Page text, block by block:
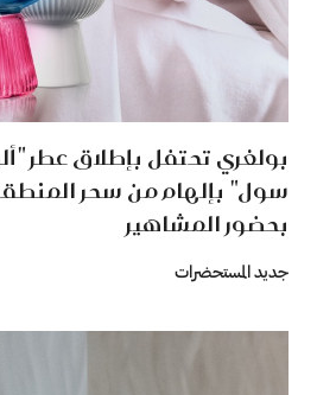
بولغري تحتفل بإطلاق عطر
سول" بإلهام من سحر
بحضور المشاهير
جديد المستحضرات